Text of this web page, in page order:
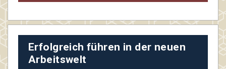
Erfolgreich führen in der neuen
Arbeitswelt